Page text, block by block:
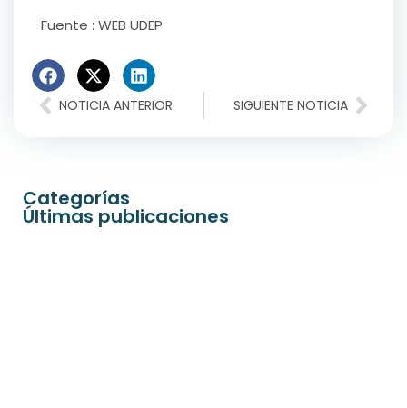
Fuente : WEB UDEP
NOTICIA ANTERIOR SIGUIENTE NOTICIA
Categorías
Últimas publicaciones